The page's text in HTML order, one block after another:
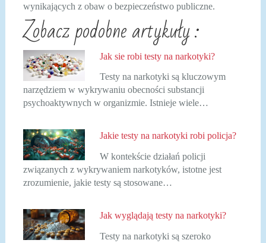
wynikających z obaw o bezpieczeństwo publiczne.
Zobacz podobne artykuły :
Jak sie robi testy na narkotyki?
Testy na narkotyki są kluczowym
narzędziem w wykrywaniu obecności substancji
psychoaktywnych w organizmie. Istnieje wiele…
Jakie testy na narkotyki robi policja?
W kontekście działań policji
związanych z wykrywaniem narkotyków, istotne jest
zrozumienie, jakie testy są stosowane…
Jak wyglądają testy na narkotyki?
Testy na narkotyki są szeroko